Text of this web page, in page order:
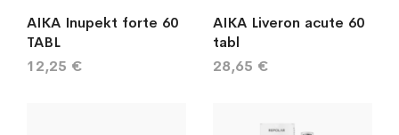
AIKA Inupekt forte 60
TABL
12,25 €
AIKA Liveron acute 60
tabl
28,65 €